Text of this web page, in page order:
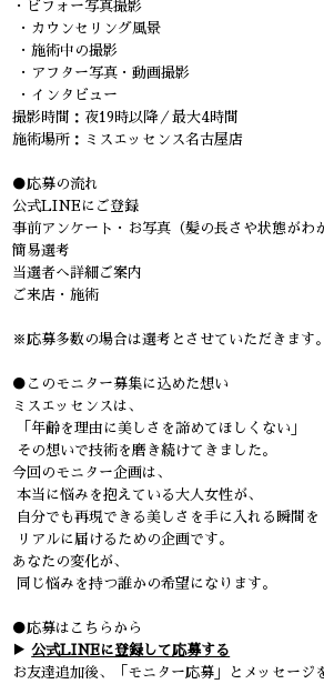
・ビフォー写真撮影
・カウンセリング風景
・施術中の撮影
・アフター写真・動画撮影
・インタビュー
撮影時間：夜19時以降／最大4時間
施術場所：ミスエッセンス名古屋店
●応募の流れ
公式LINEにご登録
事前アンケート・お写真（髪の長さや状態がわ
簡易選考
当選者へ詳細ご案内
ご来店・施術
※応募多数の場合は選考とさせていただきます。
●このモニター募集に込めた想い
ミスエッセンスは、
「年齢を理由に美しさを諦めてほしくない」
その想いで技術を磨き続けてきました。
今回のモニター企画は、
本当に悩みを抱えている大人女性が、
自分でも再現できる美しさを手に入れる瞬間を
リアルに届けるための企画です。
あなたの変化が、
同じ悩みを持つ誰かの希望になります。
●応募はこちらから
▶︎公式LINEに登録して応募する
お友達追加後、「モニター応募」とメッセージ